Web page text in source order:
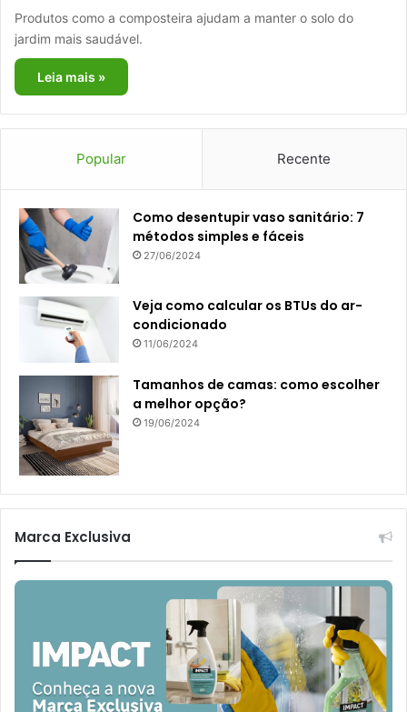
Produtos como a composteira ajudam a manter o solo do
jardim mais saudável.
Leia mais »
Popular Recente
Como desentupir vaso sanitário: 7
métodos simples e fáceis
27/06/2024
Veja como calcular os BTUs do ar-
condicionado
11/06/2024
Tamanhos de camas: como escolher
a melhor opção?
19/06/2024
Marca Exclusiva